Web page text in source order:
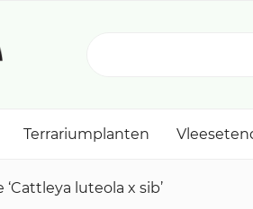
Terrariumplanten
‘Cattleya luteola x sib’